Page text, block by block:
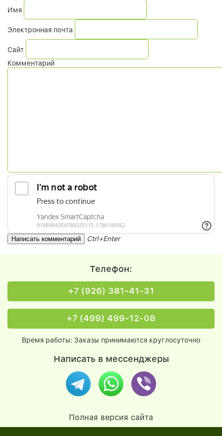
Имя
Электронная почта
Сайт
Комментарий
Ctrl+Enter
Телефон:
+7 (926) 381-41-31
+7 (499) 499-12-08
Время работы: Заказы принимаются круглосуточно
Написать в мессенджеры
Полная версия сайта